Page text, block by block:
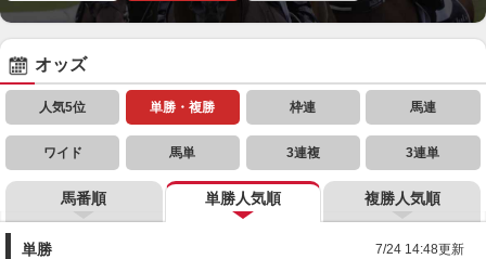
オッズ
人気5位 単勝・複勝 枠連 馬連
ワイド 馬単 3連複 3連単
馬番順 単勝人気順 複勝人気順
単勝 7/24 14:48更新